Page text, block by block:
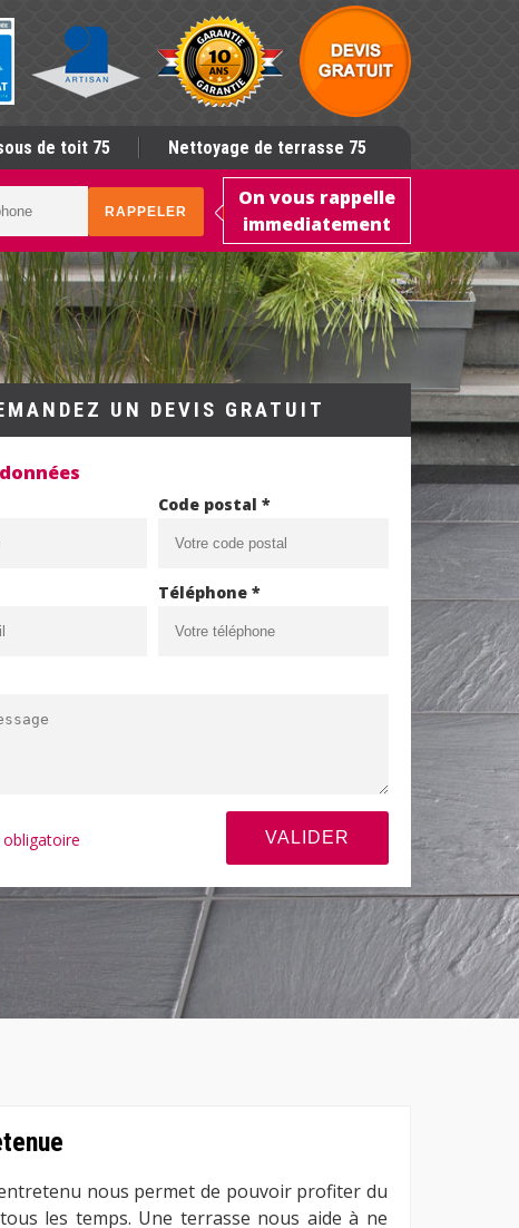
de toit 75 Nettoyage de terrasse 75
On vous rappelle
immediatement
UN DEVIS GRATUIT
Code postal *
Téléphone *
nous permet de pouvoir profiter du
les temps. Une terrasse nous aide à ne